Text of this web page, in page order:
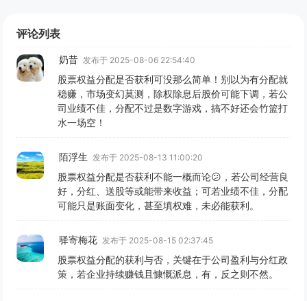
评论列表
奶昔 发布于 2025-08-06 22:54:40
股票权益分配是否获利可没那么简单！别以为有分配就
稳赚，市场变幻莫测，除权除息后股价可能下调，若公
司业绩不佳，分配不过是数字游戏，搞不好还会竹篮打
水一场空！
陌浮生 发布于 2025-08-13 11:00:20
股票权益分配是否获利不能一概而论😕，若公司经营良
好，分红、送股等或能带来收益；可若业绩不佳，分配
可能只是账面变化，甚至填权难，未必能获利。
驿寄梅花 发布于 2025-08-15 02:37:45
股票权益分配的获利与否，关键在于公司盈利与分红政
策，若企业持续赚钱且慷慨派息，有，反之则不然。